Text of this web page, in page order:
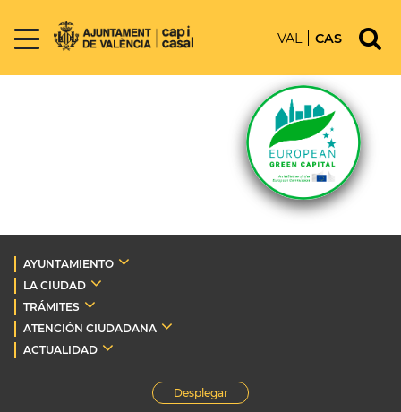
VAL CAS
AYUNTAMIENTO
LA CIUDAD
TRÁMITES
ATENCIÓN CIUDADANA
ACTUALIDAD
Desplegar